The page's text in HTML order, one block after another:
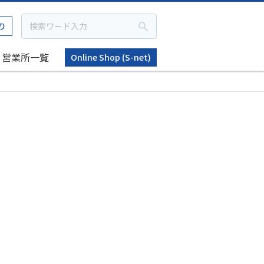
営業所一覧
Online Shop (S-net)